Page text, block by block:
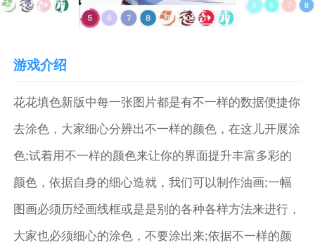
游戏介绍
花花填色新版中每一张图片都是有不一样的数据便捷你
去涂色，大家细心分辨出不一样的颜色，在这儿开展涂
色;试着用不一样的颜色来让你的界面提升丰富多彩的
颜色，依据自身的细心造就，我们可以制作油画;一幅
图画必须历经画线框或是是别的各种各样方法来进行，
大家也必须细心的涂色，不要涂出来;依据不一样的颜